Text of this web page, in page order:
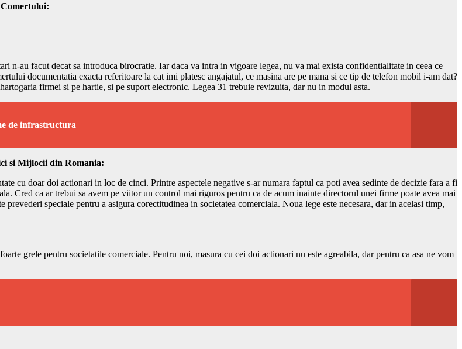
n-au facut decat sa introduca birocratie. Iar daca va intra in vigoare legea, nu va mai exista confidentialitate in ceea ce
documentatia exacta referitoare la cat imi platesc angajatul, ce masina are pe mana si ce tip de telefon mobil i-am dat?
firmei si pe hartie, si pe suport electronic. Legea 31 trebuie revizuita, dar nu in modul asta.
de infrastructura
si Mijlocii din Romania:
cu doar doi actionari in loc de cinci. Printre aspectele negative s-ar numara faptul ca poti avea sedinte de decizie fara a fi
Cred ca ar trebui sa avem pe viitor un control mai riguros pentru ca de acum inainte directorul unei firme poate avea mai
speciale pentru a asigura corectitudinea in societatea comerciala. Noua lege este necesara, dar in acelasi timp,
grele pentru societatile comerciale. Pentru noi, masura cu cei doi actionari nu este agreabila, dar pentru ca asa ne vom